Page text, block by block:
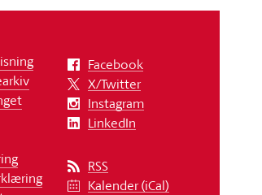
Facebook
X/Twitter
Instagram
LinkedIn
RSS
Kalender (iCal)